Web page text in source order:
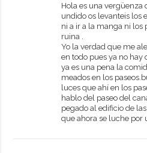
Hola es una vergüenza
undido os levanteis los
ni a ir a la manga ni los
ruina .
Yo la verdad que me
en todo pues ya no
ya es una pena la
meados en los
luces que ahí en los
hablo del paseo del
pegado al edificio de
que ahora se luche por